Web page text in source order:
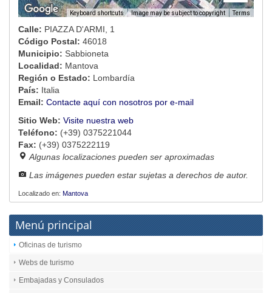
Keyboard shortcuts Image may be subject to copyright Terms
Calle: PIAZZA D'ARMI, 1
Código Postal: 46018
Municipio: Sabbioneta
Localidad: Mantova
Región o Estado: Lombardía
País: Italia
Email: Contacte aquí con nosotros por e-mail
Sitio Web: Visite nuestra web
Teléfono: (+39) 0375221044
Fax: (+39) 0375222119
Algunas localizaciones pueden ser aproximadas
Las imágenes pueden estar sujetas a derechos de autor.
Localizado en: Mantova
Menú principal
Oficinas de turismo
Webs de turismo
Embajadas y Consulados